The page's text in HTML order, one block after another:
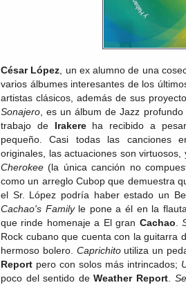
César López, un ex alumno de una
varios álbumes interesantes de los
artistas clásicos, además de sus
Sonajero, es un álbum de Jazz
trabajo de Irakereha recibido a
pequeño. Casi todas las canciones
originales, las actuaciones son
Cherokee (la única canción no
como un arreglo Cubop que demuestra
el Sr. López podría haber estado un
Cachao's Family le pone a él en la
que rinde homenaje a El gran Cachao.
Rock cubano que cuenta con la guitarra
hermoso bolero. Caprichitoutiliza un
Report pero con solos más intrincados;
poco del sentido deWeather Report.